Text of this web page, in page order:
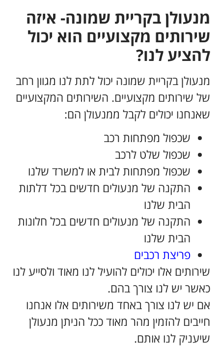
מנעולן בקריית שמונה- איזה
שירותים מקצועיים הוא יכול
להציע לנו?
מנעולן בקריית שמונה יכול לתת לנו מגוון רחב
של שירותים מקצועיים. השירותים המקצועיים
שאנחנו יכולים לקבל ממנעולן הם:
שכפול מפתחות רכב
שכפול שלט לרכב
שכפול מפתחות לבית או למשרד שלנו
התקנה של מנעולים חדשים בכל דלתות
הבית שלנו
התקנה של מנעולים חדשים בכל חלונות
הבית שלנו
פריצת רכבים
שירותים אלו יכולים להועיל לנו מאוד ולסייע לנו
כאשר יש לנו צורך בהם.
אם יש לנו צורך באחד משירותים אלו אנחנו
חייבים להזמין מהר מאוד ככל הניתן מנעולן
שיעניק לנו אותם.